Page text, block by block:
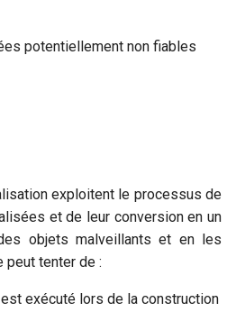
potentiellement non fiables
exploitent le processus de
et de leur conversion en un
objets malveillants et en les
peut tenter de :
exécuté lors de la construction